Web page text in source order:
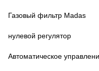
Газовый фильтр Madas
нулевой регулятор
Автоматическое